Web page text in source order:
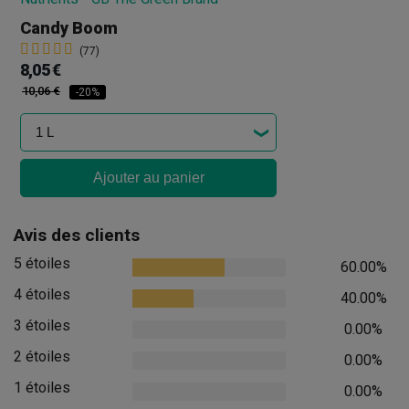
Candy Boom
(77)
8,05 €
10,06 € -20%
Ajouter au panier
Avis des clients
5 étoiles
60.00%
4 étoiles
40.00%
3 étoiles
0.00%
2 étoiles
0.00%
1 étoiles
0.00%